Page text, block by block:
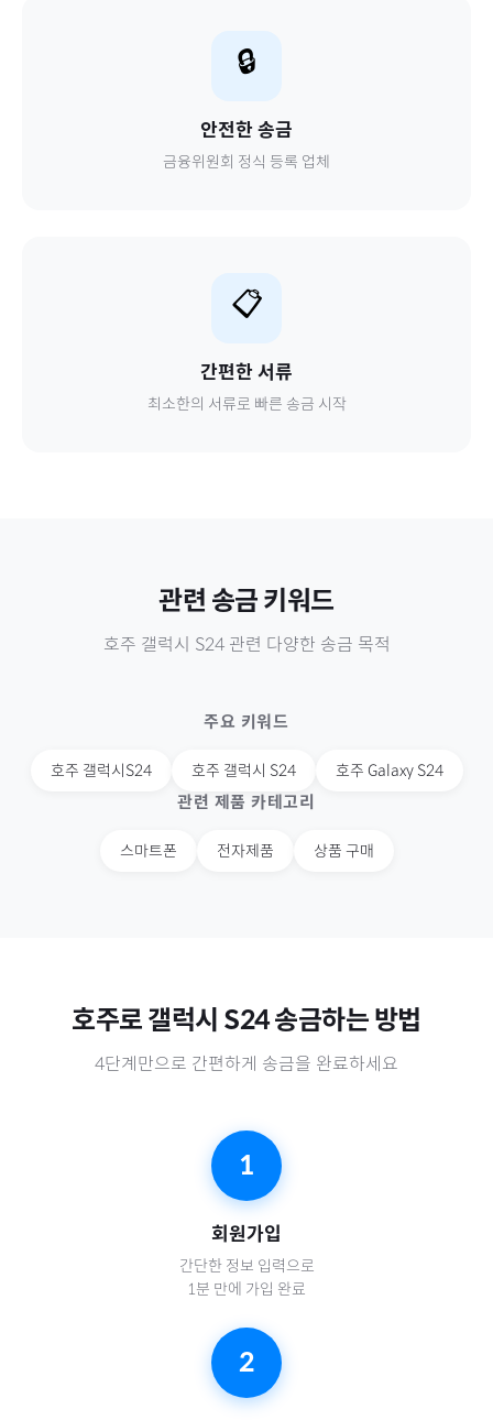
🔒
안전한 송금
금융위원회 정식 등록 업체
📋
간편한 서류
최소한의 서류로 빠른 송금 시작
관련 송금 키워드
호주 갤럭시 S24관련 다양한 송금 목적
주요 키워드
호주 갤럭시S24 호주 갤럭시 S24 호주 Galaxy S24
관련 제품 카테고리
스마트폰 전자제품 상품 구매
호주로 갤럭시 S24송금하는 방법
4단계만으로 간편하게 송금을 완료하세요
1
회원가입
간단한 정보 입력으로
1분 만에 가입 완료
2